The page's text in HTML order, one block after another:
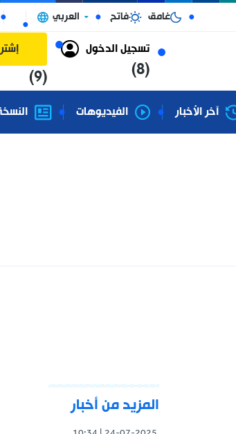
تسجيل الدخول إشتراك
فاتح العربي الجزائر
الفيديوهات النسخة الورقية
المزيد من أخبار